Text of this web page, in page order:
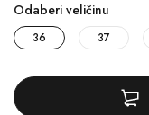
Odaberi veličinu
36 37